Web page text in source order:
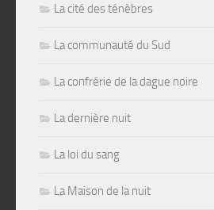
La cité des ténèbres
La communauté du Sud
La confrérie de la dague noire
La dernière nuit
La loi du sang
La Maison de la nuit